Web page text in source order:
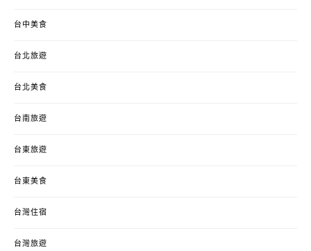
台中美食
台北旅遊
台北美食
台南旅遊
台東旅遊
台東美食
台灣住宿
台灣旅遊